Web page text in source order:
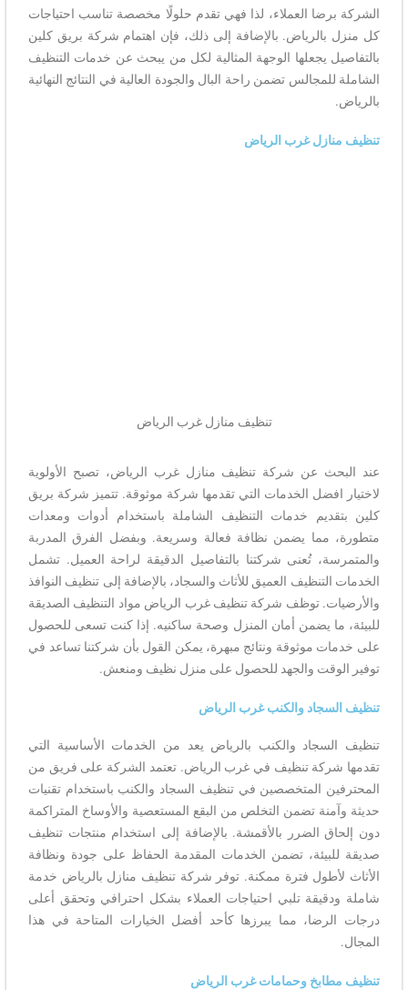
الشركة برضا العملاء، لذا فهي تقدم حلولًا مخصصة تناسب احتياجات
كل منزل بالرياض. بالإضافة إلى ذلك، فإن اهتمام شركة بريق كلين
بالتفاصيل يجعلها الوجهة المثالية لكل من يبحث عن خدمات التنظيف
الشاملة للمجالس تضمن راحة البال والجودة العالية في النتائج النهائية
بالرياض.
تنظيف منازل غرب الرياض
تنظيف منازل غرب الرياض
عند البحث عن شركة تنظيف منازل غرب الرياض، تصبح الأولوية
لاختيار افضل الخدمات التي تقدمها شركة موثوقة. تتميز شركة بريق
كلين بتقديم خدمات التنظيف الشاملة باستخدام أدوات ومعدات
متطورة، مما يضمن نظافة فعالة وسريعة. وبفضل الفرق المدربة
والمتمرسة، تُعنى شركتنا بالتفاصيل الدقيقة لراحة العميل. تشمل
الخدمات التنظيف العميق للأثاث والسجاد، بالإضافة إلى تنظيف النوافذ
والأرضيات. توظف شركة تنظيف غرب الرياض مواد التنظيف الصديقة
للبيئة، ما يضمن أمان المنزل وصحة ساكنيه. إذا كنت تسعى للحصول
على خدمات موثوقة ونتائج مبهرة، يمكن القول بأن شركتنا تساعد في
توفير الوقت والجهد للحصول على منزل نظيف ومنعش.
تنظيف السجاد والكنب غرب الرياض
تنظيف السجاد والكنب بالرياض يعد من الخدمات الأساسية التي
تقدمها شركة تنظيف في غرب الرياض. تعتمد الشركة على فريق من
المحترفين المتخصصين في تنظيف السجاد والكنب باستخدام تقنيات
حديثة وآمنة تضمن التخلص من البقع المستعصية والأوساخ المتراكمة
دون إلحاق الضرر بالأقمشة. بالإضافة إلى استخدام منتجات تنظيف
صديقة للبيئة، تضمن الخدمات المقدمة الحفاظ على جودة ونظافة
الأثاث لأطول فترة ممكنة. توفر شركة تنظيف منازل بالرياض خدمة
شاملة ودقيقة تلبي احتياجات العملاء بشكل احترافي وتحقق أعلى
درجات الرضا، مما يبرزها كأحد أفضل الخيارات المتاحة في هذا
المجال.
تنظيف مطابخ وحمامات غرب الرياض